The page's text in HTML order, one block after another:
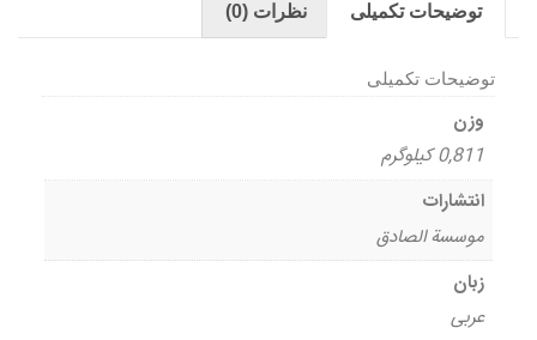
توضیحات تکمیلی نظرات (0)
توضیحات تکمیلی
وزن
0,811 کیلوگرم
انتشارات
موسسة الصادق
زبان
عربی